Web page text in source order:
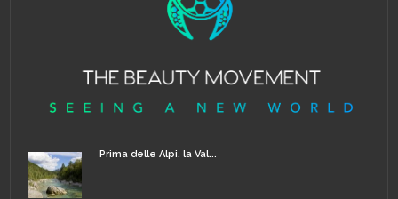
Prima delle Alpi, la Val...